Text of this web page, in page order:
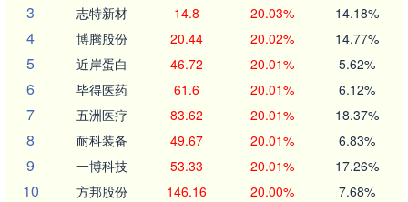
3 志特新材 14.8 20.03% 14.18%
4 博腾股份 20.44 20.02% 14.77%
5 近岸蛋白 46.72 20.01% 5.62%
6 毕得医药 61.6 20.01% 6.12%
7 五洲医疗 83.62 20.01% 18.37%
8 耐科装备 49.67 20.01% 6.83%
9 一博科技 53.33 20.01% 17.26%
10 方邦股份 146.16 20.00% 7.68%